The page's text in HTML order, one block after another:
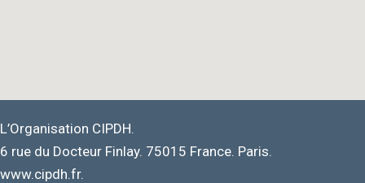
L’Organisation CIPDH.
6 rue du Docteur Finlay. 75015 France. Paris.
www.cipdh.fr.